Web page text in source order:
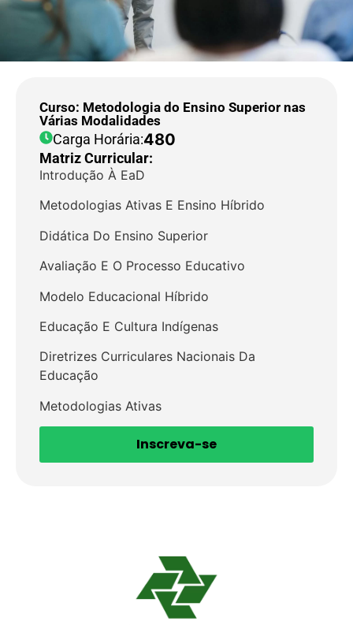
Curso: Metodologia do Ensino Superior nas
Várias Modalidades
Carga Horária:480
Matriz Curricular:
Introdução À EaD
Metodologias Ativas E Ensino Híbrido
Didática Do Ensino Superior
Avaliação E O Processo Educativo
Modelo Educacional Híbrido
Educação E Cultura Indígenas
Diretrizes Curriculares Nacionais Da
Educação
Metodologias Ativas
Inscreva-se